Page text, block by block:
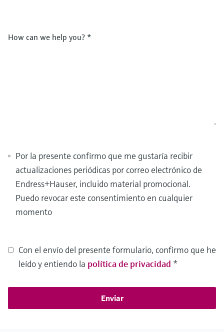
How can we help you? *
Por la presente confirmo que me gustaría recibir
actualizaciones periódicas por correo electrónico de
Endress+Hauser, incluido material promocional.
Puedo revocar este consentimiento en cualquier
momento
Con el envío del presente formulario, confirmo que he
leído y entiendo la política de privacidad *
Enviar